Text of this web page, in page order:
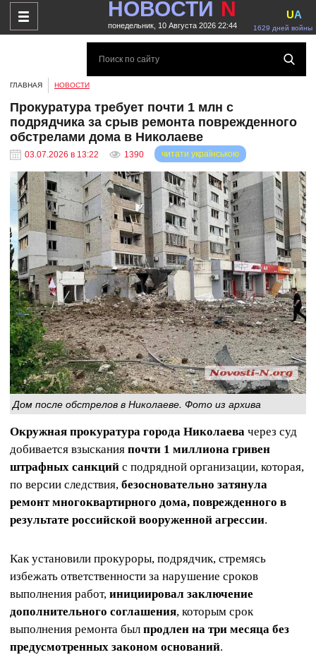
НОВОСТИ N
понедельник, 10 Августа 2026 22:44 1629 дней войны
UA
ГЛАВНАЯ НОВОСТИ
Прокуратура требует почти 1 млн с
подрядчика за срыв ремонта поврежденного
обстрелами дома в Николаеве
03.07.2026 в 13:22 1390 читати українською
Дом после обстрелов в Николаеве. Фото из архива
Окружная прокуратура города Николаева через суд
добивается взыскания почти 1 миллиона гривен
штрафных санкций с подрядной организации, которая,
по версии следствия, безосновательно затянула
ремонт многоквартирного дома, поврежденного в
результате российской вооруженной агрессии.
Как установили прокуроры, подрядчик, стремясь
избежать ответственности за нарушение сроков
выполнения работ, инициировал заключение
дополнительного соглашения, которым срок
выполнения ремонта был продлен на три месяца без
предусмотренных законом оснований.